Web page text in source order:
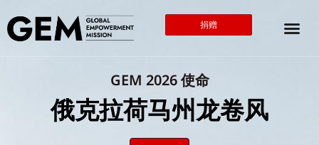
捐赠
GEM 2026 使命
俄克拉荷马州龙卷风